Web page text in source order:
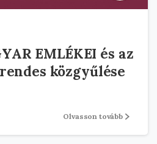
EMLÉKEI és az
közgyűlése
Olvasson tovább